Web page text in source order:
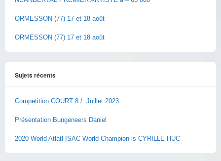
ORMESSON (77) 17 et 18 août
ORMESSON (77) 17 et 18 août
Sujets récents
Competition COURT 8./. Juillet 2023
Présentation Bungeneers Daniel
2020 World Atlatl ISAC World Champion is CYRILLE HUC